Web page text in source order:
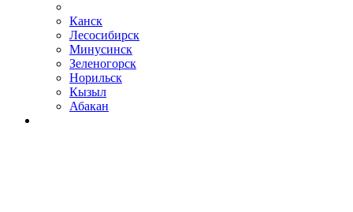
Канск
Лесосибирск
Минусинск
Зеленогорск
Норильск
Кызыл
Абакан